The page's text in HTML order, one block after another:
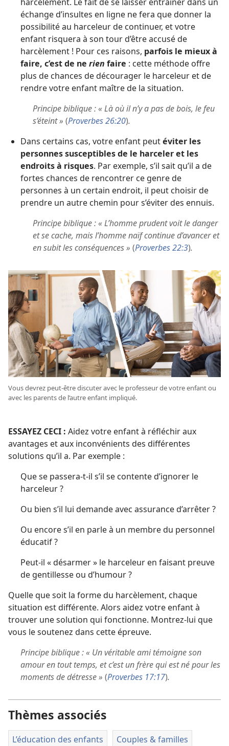
harcèlement. Le fait de se laisser entraîner dans un
échange d’insultes en ligne ne fera que donner la
possibilité au harceleur de continuer, et votre
enfant risquera à son tour d’être accusé de
harcèlement ! Pour ces raisons, parfois le mieux à
faire, c’est de ne rien faire : cette méthode offre
plus de chances de décourager le harceleur et de
rendre votre enfant maître de la situation.
Principe biblique : « Là où il n’y a pas de bois, le feu
s’éteint » (Proverbes 26:20).
Dans certains cas, votre enfant peutéviter les
personnes susceptibles de le harceler et les
endroits à risques. Par exemple, s’il sait qu’il a de
fortes chances de rencontrer ce genre de
personnes à un certain endroit, il peut choisir de
prendre un autre chemin pour s’éviter des ennuis.
Principe biblique : « L’homme prudent voit le danger
et se cache, mais l’homme naïf continue d’avancer et
en subit les conséquences » (Proverbes 22:3).
Vous devrez peut-être discuter avec le professeur de votre enfant ou
avec les parents de l’autre enfant impliqué.
ESSAYEZ CECI : Aidez votre enfant à réfléchir aux
avantages et aux inconvénients des différentes
solutions qu’il a. Par exemple :
Que se passera-t-il s’il se contente d’ignorer le
harceleur ?
Ou bien s’il lui demande avec assurance d’arrêter ?
Ou encore s’il en parle à un membre du personnel
éducatif ?
Peut-il « désarmer » le harceleur en faisant preuve
de gentillesse ou d’humour ?
Quelle que soit la forme du harcèlement, chaque
situation est différente. Alors aidez votre enfant à
trouver une solution qui fonctionne. Montrez-lui que
vous le soutenez dans cette épreuve.
Principe biblique : « Un véritable ami témoigne son
amour en tout temps, et c’est un frère qui est né pour les
moments de détresse » (Proverbes 17:17).
Thèmes associés
L’éducation des enfants Couples & familles